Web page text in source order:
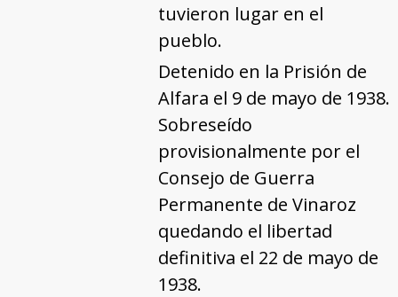
tuvieron lugar en el
pueblo.
Detenido en la Prisión de
Alfara el 9 de mayo de 1938.
Sobreseído
provisionalmente por el
Consejo de Guerra
Permanente de Vinaroz
quedando el libertad
definitiva el 22 de mayo de
1938.